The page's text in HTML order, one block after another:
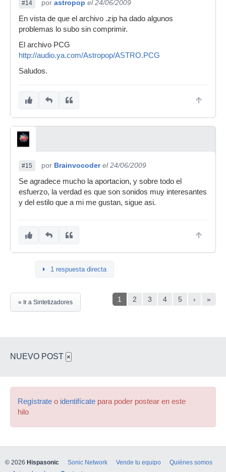
#14 por astropop el 24/06/2009
En vista de que el archivo .zip ha dado algunos
problemas lo subo sin comprimir.
El archivo PCG
http://audio.ya.com/Astropop/ASTRO.PCG
Saludos.
#15 por Brainvocoder el 24/06/2009
Se agradece mucho la aportacion, y sobre todo el
esfuerzo, la verdad es que son sonidos muy interesantes
y del estilo que a mi me gustan, sigue asi.
1 respuesta directa
1 2 3 4 5 › »
« Ir a Sintetizadores
NUEVO POST ×
Regístrate o identifícate para poder postear en este
hilo
© 2026 Hispasonic Sonic Network Vende tu equipo
Quiénes somos